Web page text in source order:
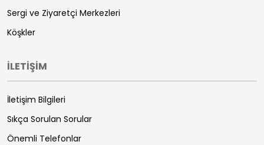
Sergi ve Ziyaretçi Merkezleri
Köşkler
İLETİŞİM
İletişim Bilgileri
Sıkça Sorulan Sorular
Önemli Telefonlar